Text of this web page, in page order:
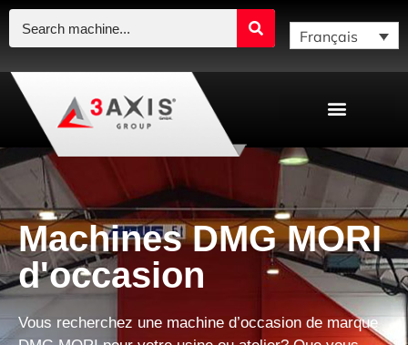
Français
Machines DMG MORI
d'occasion
Vous recherchez une machine d’occasion de marque